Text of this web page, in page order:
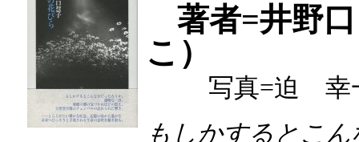
著者=井野
こ）
写真=迫 幸
もしかするとこ